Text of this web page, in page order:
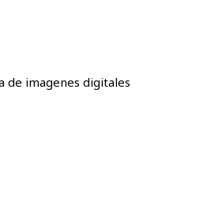
de imagenes digitales